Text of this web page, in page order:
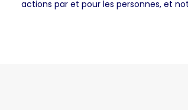
actions par et pour les personnes, et